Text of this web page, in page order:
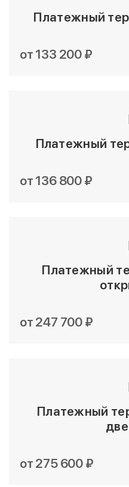
Платежный
от 133 200 ₽
Платежный
от 136 800 ₽
Платежный
от 247 700 ₽
Платежный
от 275 600 ₽